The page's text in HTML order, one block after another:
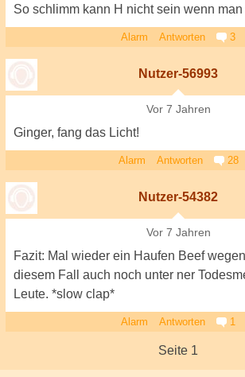
So schlimm kann H nicht sein wenn
Alarm Antworten 3
Nutzer-56993
Vor 7 Jahren
Ginger, fang das Licht!
Alarm Antworten 28
Nutzer-54382
Vor 7 Jahren
Fazit: Mal wieder ein Haufen Beef
diesem Fall auch noch unter ner
Leute. *slow clap*
Alarm Antworten 1
Seite 1